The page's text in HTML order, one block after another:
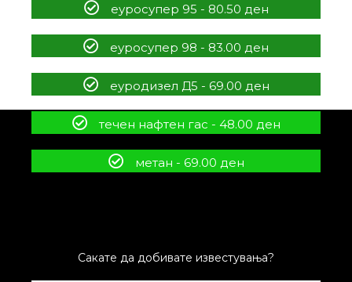
еуросупер 95 - 80.50 ден
еуросупер 98 - 83.00 ден
еуродизел Д5 - 69.00 ден
течен нафтен гас - 48.00 ден
метан - 69.00 ден
Сакате да добивате известувања?